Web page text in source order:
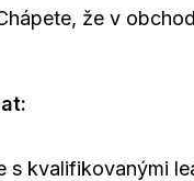
že v
s kvalifikovanými